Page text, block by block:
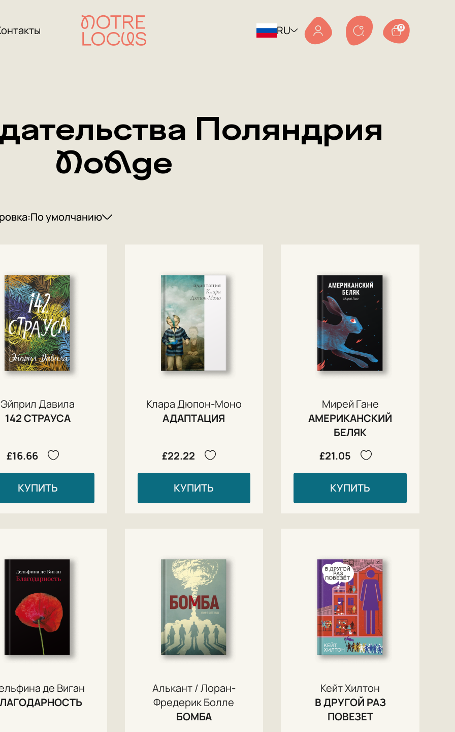
RU 0
Поляндрия
NoAge
По умолчанию
Эйприл Давила
142 СТРАУСА
£16.66
КУПИТЬ
Клара Дюпон-Моно
АДАПТАЦИЯ
£22.22
КУПИТЬ
Мирей Гане
АМЕРИКАНСКИЙ
БЕЛЯК
£21.05
КУПИТЬ
де Виган
Алькант / Лоран-
Фредерик Болле
БОМБА
Кейт Хилтон
В ДРУГОЙ РАЗ
ПОВЕЗЕТ